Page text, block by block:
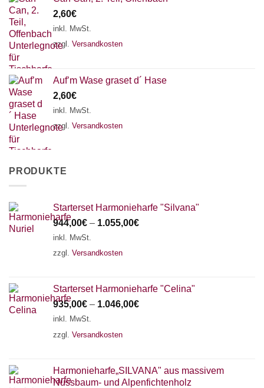
2,60€
inkl. MwSt.
zzgl. Versandkosten
Auf’m Wase graset d´ Hase
2,60€
inkl. MwSt.
zzgl. Versandkosten
PRODUKTE
Starterset Harmonieharfe "Silvana"
944,00€ – 1.055,00€
inkl. MwSt.
zzgl. Versandkosten
Starterset Harmonieharfe "Celina"
935,00€ – 1.046,00€
inkl. MwSt.
zzgl. Versandkosten
Harmonieharfe„SILVANA" aus massivem
Nussbaum- und Alpenfichtenholz